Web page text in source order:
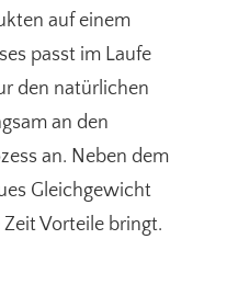
auf einem
passt im Laufe
den natürlichen
an den
an. Neben dem
Gleichgewicht
Zeit Vorteile bringt.